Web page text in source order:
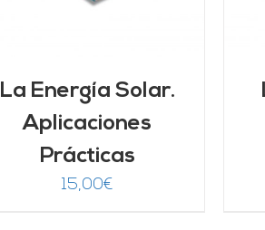
La Energía Solar.
Aplicaciones
Prácticas
15,00€